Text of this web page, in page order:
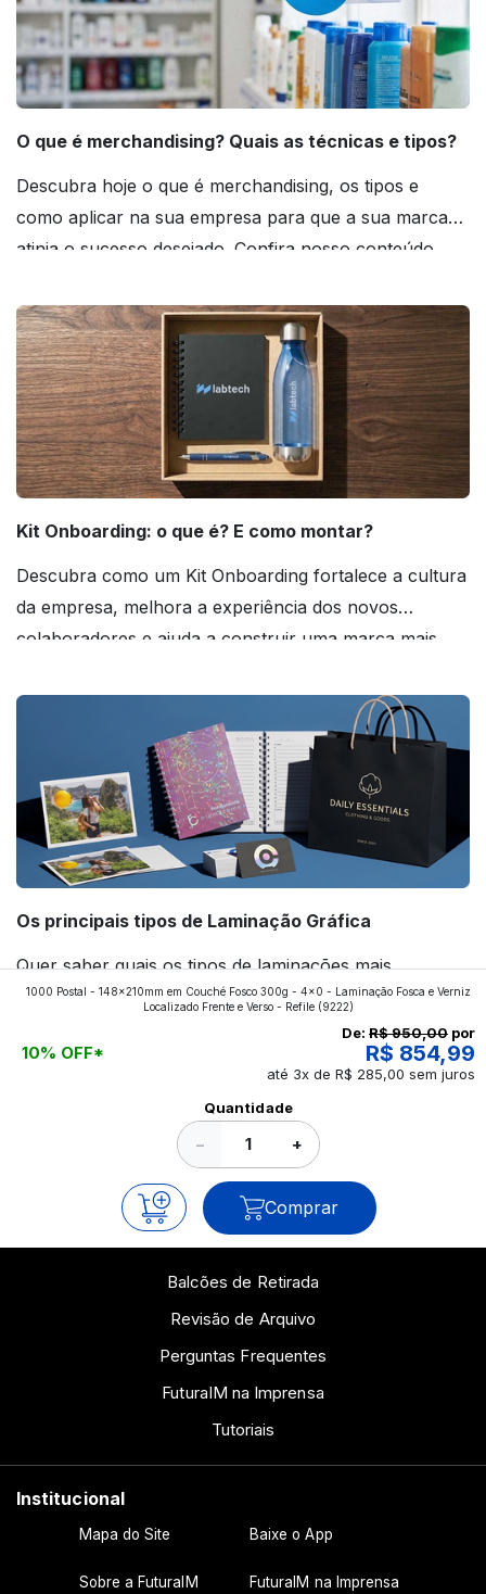
O que é merchandising? Quais as técnicas e tipos?
Descubra hoje o que é merchandising, os tipos e
como aplicar na sua empresa para que a sua marca
atinja o sucesso desejado. Confira nosso conteúdo
Kit Onboarding: o que é? E como montar?
Descubra como um Kit Onboarding fortalece a cultura
da empresa, melhora a experiência dos novos
colaboradores e ajuda a construir uma marca mais
Os principais tipos de Laminação Gráfica
Quer saber quais os tipos de laminações mais
aplicados nos impressos da gráfica FuturaIM? Então,
continue a leitura que vamos revelar para você!
1000 Postal - 148x210mm em Couché Fosco 300g - 4x0 - Laminação Fosca e Verniz
Localizado Frente e Verso - Refile (9222)
10% OFF*
De: R$ 950,00 por
R$ 854,99
até 3x de R$ 285,00 sem juros
Quantidade
− +
Comprar
Balcões de Retirada
Revisão de Arquivo
Perguntas Frequentes
FuturaIM na Imprensa
Tutoriais
Institucional
Mapa do Site Baixe o App
Sobre a FuturaIM FuturaIM na Imprensa